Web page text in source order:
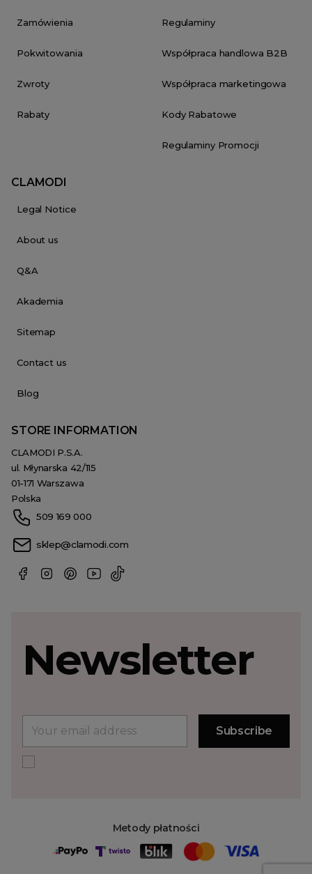
Zamówienia
Pokwitowania
Zwroty
Rabaty
Regulaminy
Współpraca handlowa B2B
Współpraca marketingowa
Kody Rabatowe
Regulaminy Promocji
CLAMODI
Legal Notice
About us
Q&A
Akademia
Sitemap
Contact us
Blog
STORE INFORMATION
CLAMODI P.S.A.
ul. Młynarska 42/115
01-171 Warszawa
Polska
509 169 000
sklep@clamodi.com
Metody płatności
Newsletter